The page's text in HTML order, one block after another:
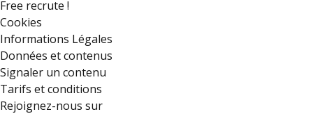
Free recrute !
Cookies
Informations Légales
Données et contenus
Signaler un contenu
Tarifs et conditions
Rejoignez-nous sur